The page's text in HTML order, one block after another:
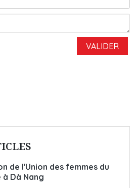
de l'Union des femmes du
Dà Nang